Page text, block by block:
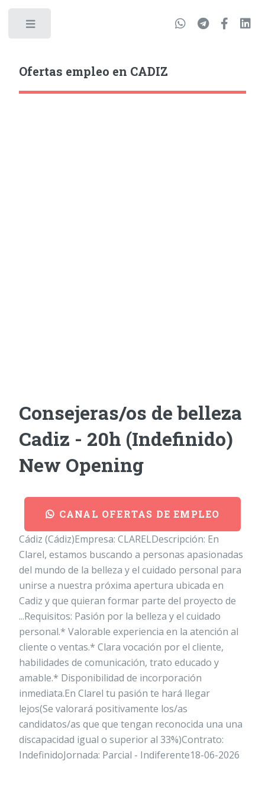
Ofertas empleo en CADIZ
Consejeras/os de belleza
Cadiz - 20h (Indefinido)
New Opening
CANAL OFERTAS DE EMPLEO
Cádiz (Cádiz)Empresa: CLARELDescripción: En
Clarel, estamos buscando a personas apasionadas
del mundo de la belleza y el cuidado personal para
unirse a nuestra próxima apertura ubicada en
Cadiz y que quieran formar parte del proyecto de
...Requisitos: Pasión por la belleza y el cuidado
personal.* Valorable experiencia en la atención al
cliente o ventas.* Clara vocación por el cliente,
habilidades de comunicación, trato educado y
amable.* Disponibilidad de incorporación
inmediata.En Clarel tu pasión te hará llegar
lejos(Se valorará positivamente los/as
candidatos/as que que tengan reconocida una una
discapacidad igual o superior al 33%)Contrato:
IndefinidoJornada: Parcial - Indiferente18-06-2026